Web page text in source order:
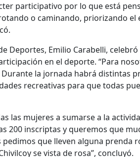
participativo por lo que está
o caminando, priorizando
Deportes, Emilio Carabelli,
en el deporte. “Para
la jornada habrá distintas
recreativas para que todas
las mujeres a sumarse a la
200 inscriptas y queremos que
que lleven alguna prenda
se vista de rosa”, concluyó.